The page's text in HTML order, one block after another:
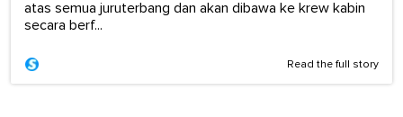
atas semua juruterbang dan akan dibawa ke krew kabin
secara berf...
Read the full story